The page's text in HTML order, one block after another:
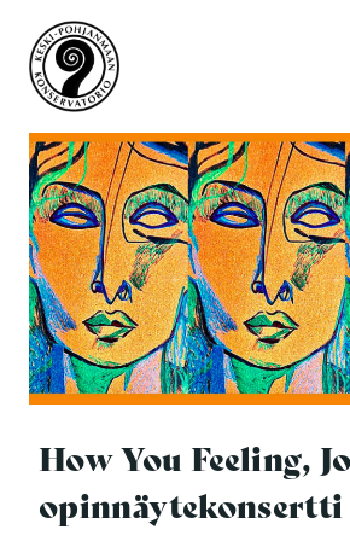
sisältöön
How You Feeling,
opinnäytekonsertti